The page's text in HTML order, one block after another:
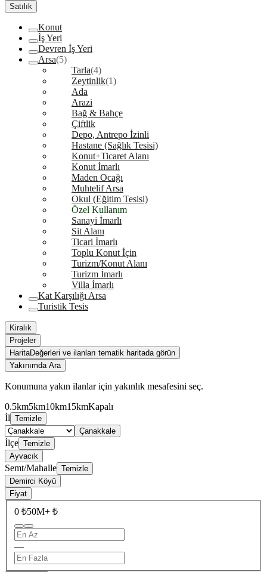
Satılık
Konut
İş Yeri
Devren İş Yeri
Arsa(5)
Tarla(4)
Zeytinlik(1)
Ada
Arazi
Bağ & Bahçe
Çiftlik
Depo, Antrepo İzinli
Hastane (Sağlık Tesisi)
Konut+Ticaret Alanı
Konut İmarlı
Maden Ocağı
Muhtelif Arsa
Okul (Eğitim Tesisi)
Özel Kullanım
Sanayi İmarlı
Sit Alanı
Ticari İmarlı
Toplu Konut İçin
Turizm/Konut Alanı
Turizm İmarlı
Villa İmarlı
Kat Karşılığı Arsa
Turistik Tesis
Kiralık
Projeler
HaritaDeğerleri ve ilanları tematik haritada görün
Yakınımda Ara
Konumuna yakın ilanlar için yakınlık mesafesini seç.
0.5km5km10km15kmKapalı
İl Temizle
Çanakkale
İlçe Temizle
Ayvacık
Semt/Mahalle Temizle
Demirci Köyü
Fiyat
0 ₺50M+ ₺
—